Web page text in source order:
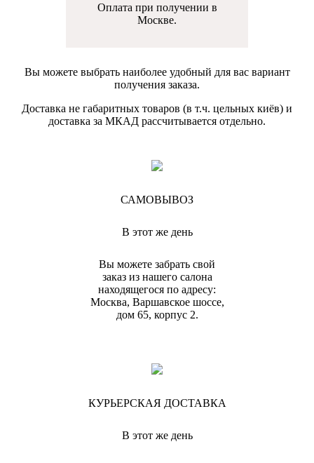
Оплата при получении в
Москве.
Вы можете выбрать наиболее удобный для вас вариант
получения заказа.
Доставка не габаритных товаров (в т.ч. цельных киёв) и
доставка за МКАД рассчитывается отдельно.
САМОВЫВОЗ
В этот же день
Вы можете забрать свой
заказ из нашего салона
находящегося по адресу:
Москва, Варшавское шоссе,
дом 65, корпус 2.
КУРЬЕРСКАЯ ДОСТАВКА
В этот же день